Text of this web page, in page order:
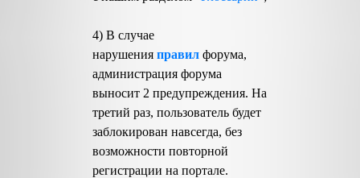
4) В случае
нарушения правил форума,
администрация форума
выносит 2 предупреждения. На
третий раз, пользователь будет
заблокирован навсегда, без
возможности повторной
регистрации на портале.